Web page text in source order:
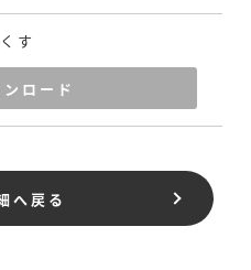
す
ロード
へ戻る